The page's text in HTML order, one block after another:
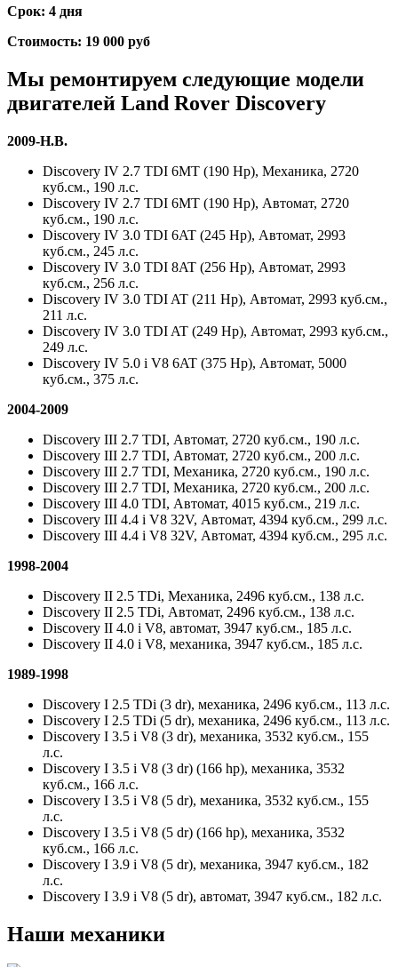
Срок: 4 дня
Стоимость: 19 000 руб
Мы ремонтируем следующие модели
двигателей Land Rover Discovery
2009-Н.В.
Discovery IV 2.7 TDI 6MT (190 Hp), Механика, 2720
куб.см., 190 л.с.
Discovery IV 2.7 TDI 6MT (190 Hp), Автомат, 2720
куб.см., 190 л.с.
Discovery IV 3.0 TDI 6AT (245 Hp), Автомат, 2993
куб.см., 245 л.с.
Discovery IV 3.0 TDI 8AT (256 Hp), Автомат, 2993
куб.см., 256 л.с.
Discovery IV 3.0 TDI AT (211 Hp), Автомат, 2993 куб.см.,
211 л.с.
Discovery IV 3.0 TDI AT (249 Hp), Автомат, 2993 куб.см.,
249 л.с.
Discovery IV 5.0 i V8 6AT (375 Hp), Автомат, 5000
куб.см., 375 л.с.
2004-2009
Discovery III 2.7 TDI, Автомат, 2720 куб.см., 190 л.с.
Discovery III 2.7 TDI, Автомат, 2720 куб.см., 200 л.с.
Discovery III 2.7 TDI, Механика, 2720 куб.см., 190 л.с.
Discovery III 2.7 TDI, Механика, 2720 куб.см., 200 л.с.
Discovery III 4.0 TDI, Автомат, 4015 куб.см., 219 л.с.
Discovery III 4.4 i V8 32V, Автомат, 4394 куб.см., 299 л.с.
Discovery III 4.4 i V8 32V, Автомат, 4394 куб.см., 295 л.с.
1998-2004
Discovery II 2.5 TDi, Механика, 2496 куб.см., 138 л.с.
Discovery II 2.5 TDi, Автомат, 2496 куб.см., 138 л.с.
Discovery II 4.0 i V8, автомат, 3947 куб.см., 185 л.с.
Discovery II 4.0 i V8, механика, 3947 куб.см., 185 л.с.
1989-1998
Discovery I 2.5 TDi (3 dr), механика, 2496 куб.см., 113 л.с.
Discovery I 2.5 TDi (5 dr), механика, 2496 куб.см., 113 л.с.
Discovery I 3.5 i V8 (3 dr), механика, 3532 куб.см., 155
л.с.
Discovery I 3.5 i V8 (3 dr) (166 hp), механика, 3532
куб.см., 166 л.с.
Discovery I 3.5 i V8 (5 dr), механика, 3532 куб.см., 155
л.с.
Discovery I 3.5 i V8 (5 dr) (166 hp), механика, 3532
куб.см., 166 л.с.
Discovery I 3.9 i V8 (5 dr), механика, 3947 куб.см., 182
л.с.
Discovery I 3.9 i V8 (5 dr), автомат, 3947 куб.см., 182 л.с.
Наши механики